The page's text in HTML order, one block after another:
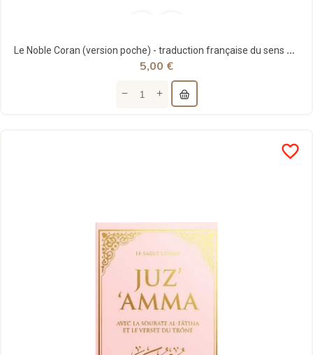
Le Noble Coran (version poche) - traduction française du sens de ses versets - Tawhid
5,00 €
favorite_border